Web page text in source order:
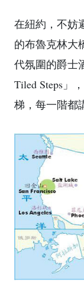
在紐約，不妨
的布魯克林大
代氛圍的爵士
Tiled Steps」
梯，每一階都